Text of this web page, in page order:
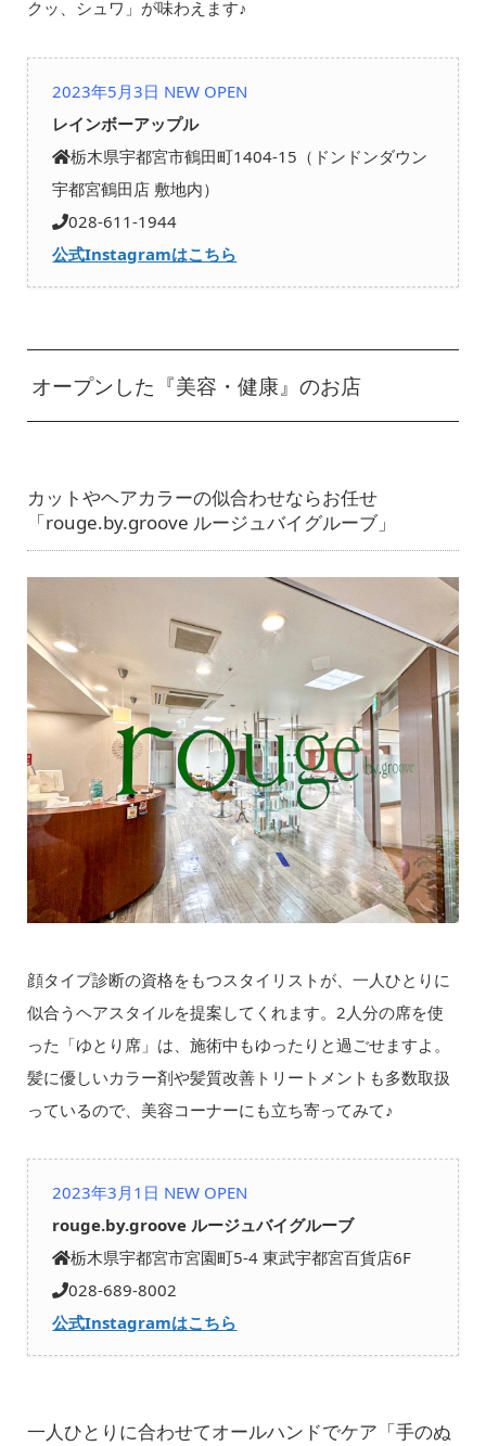
クッ、シュワ」が味わえます♪
2023年5月3日 NEW OPEN
レインボーアップル
栃木県宇都宮市鶴田町1404-15（ドンドンダウン
宇都宮鶴田店 敷地内）
028-611-1944
公式Instagramはこちら
オープンした『美容・健康』のお店
カットやヘアカラーの似合わせならお任せ
「rouge.by.groove ルージュバイグルーブ」
顔タイプ診断の資格をもつスタイリストが、一人ひとりに
似合うヘアスタイルを提案してくれます。2人分の席を使
った「ゆとり席」は、施術中もゆったりと過ごせますよ。
髪に優しいカラー剤や髪質改善トリートメントも多数取扱
っているので、美容コーナーにも立ち寄ってみて♪
2023年3月1日 NEW OPEN
rouge.by.groove ルージュバイグルーブ
栃木県宇都宮市宮園町5-4 東武宇都宮百貨店6F
028-689-8002
公式Instagramはこちら
一人ひとりに合わせてオールハンドでケア「手のぬ